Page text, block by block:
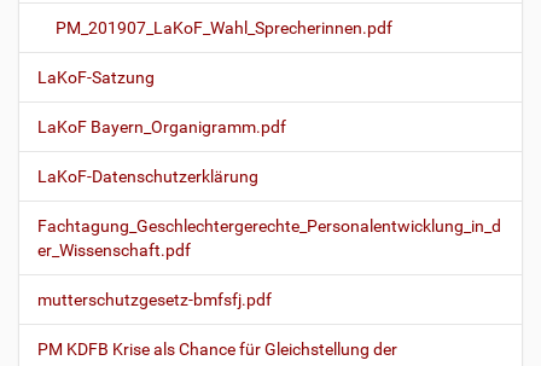
PM_201907_LaKoF_Wahl_Sprecherinnen.pdf
LaKoF-Satzung
LaKoF Bayern_Organigramm.pdf
LaKoF-Datenschutzerklärung
Fachtagung_Geschlechtergerechte_Personalentwicklung_in_d
er_Wissenschaft.pdf
mutterschutzgesetz-bmfsfj.pdf
PM KDFB Krise als Chance für Gleichstellung der